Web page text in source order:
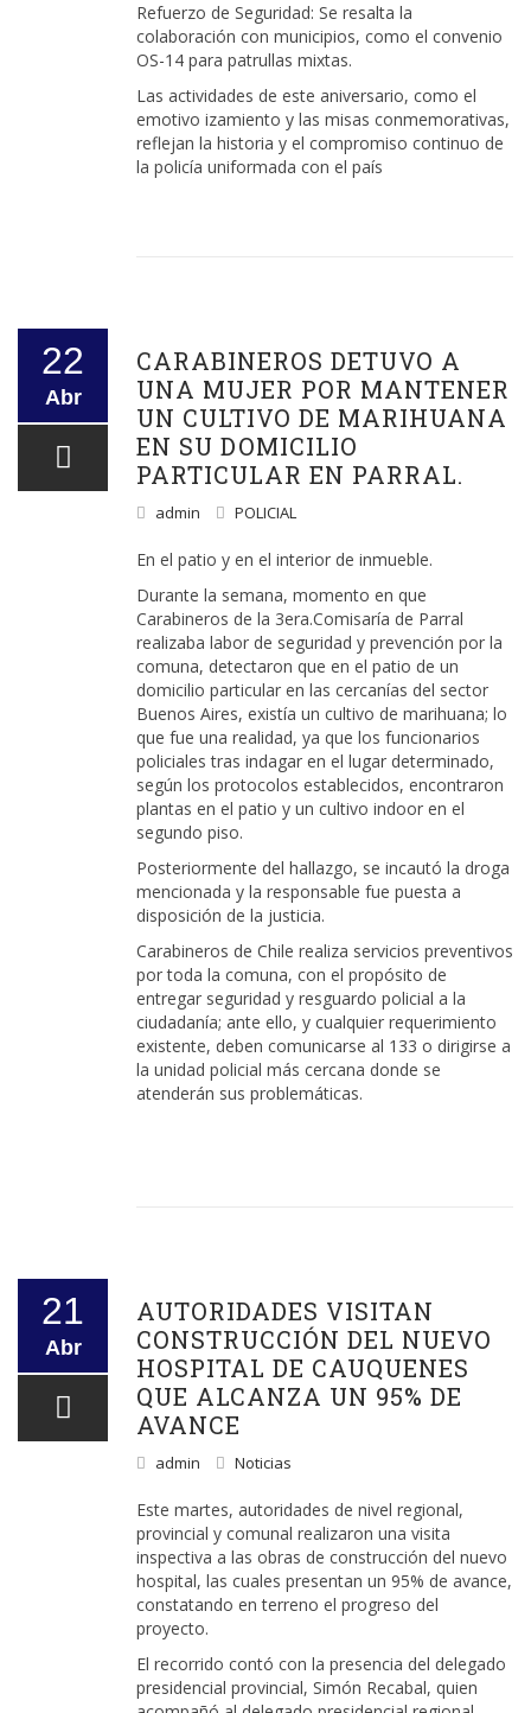
Refuerzo de Seguridad: Se resalta la
colaboración con municipios, como el convenio
OS-14 para patrullas mixtas.
Las actividades de este aniversario, como el
emotivo izamiento y las misas conmemorativas,
reflejan la historia y el compromiso continuo de
la policía uniformada con el país
22
Abr
CARABINEROS DETUVO A
UNA MUJER POR MANTENER
UN CULTIVO DE MARIHUANA
EN SU DOMICILIO
PARTICULAR EN PARRAL.
admin POLICIAL
En el patio y en el interior de inmueble.
Durante la semana, momento en que
Carabineros de la 3era.Comisaría de Parral
realizaba labor de seguridad y prevención por la
comuna, detectaron que en el patio de un
domicilio particular en las cercanías del sector
Buenos Aires, existía un cultivo de marihuana; lo
que fue una realidad, ya que los funcionarios
policiales tras indagar en el lugar determinado,
según los protocolos establecidos, encontraron
plantas en el patio y un cultivo indoor en el
segundo piso.
Posteriormente del hallazgo, se incautó la droga
mencionada y la responsable fue puesta a
disposición de la justicia.
Carabineros de Chile realiza servicios preventivos
por toda la comuna, con el propósito de
entregar seguridad y resguardo policial a la
ciudadanía; ante ello, y cualquier requerimiento
existente, deben comunicarse al 133 o dirigirse a
la unidad policial más cercana donde se
atenderán sus problemáticas.
21
Abr
AUTORIDADES VISITAN
CONSTRUCCIÓN DEL NUEVO
HOSPITAL DE CAUQUENES
QUE ALCANZA UN 95% DE
AVANCE
admin Noticias
Este martes, autoridades de nivel regional,
provincial y comunal realizaron una visita
inspectiva a las obras de construcción del nuevo
hospital, las cuales presentan un 95% de avance,
constatando en terreno el progreso del
proyecto.
El recorrido contó con la presencia del delegado
presidencial provincial, Simón Recabal, quien